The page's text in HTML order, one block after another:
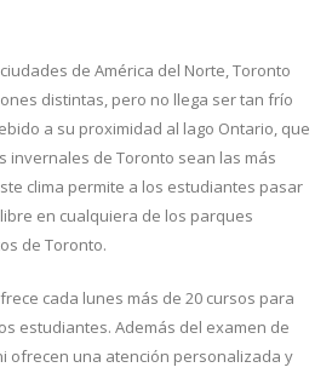
de América del Norte, Toronto
distintas, pero no llega ser tan frío
a su proximidad al lago Ontario, que
invernales de Toronto sean las más
clima permite a los estudiantes pasar
en cualquiera de los parques
de Toronto.
cada lunes más de 20 cursos para
estudiantes. Además del examen de
ofrecen una atención personalizada y